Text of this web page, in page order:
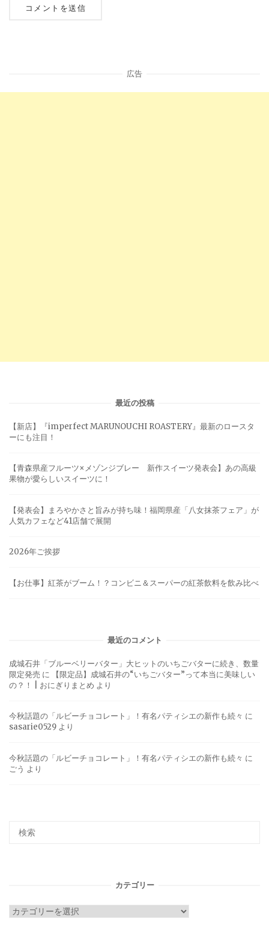
広告
最近の投稿
【新店】『imperfect MARUNOUCHI ROASTERY』最新のロースタ
ーにも注目！
【青森県産フルーツ×メゾンジブレー 新作スイーツ発表会】あの高級
果物が愛らしいスイーツに！
【発表会】まろやかさと旨みが持ち味！福岡県産「八女抹茶フェア」が
人気カフェなど41店舗で展開
2026年ご挨拶
【お仕事】紅茶がブーム！？コンビニ＆スーパーの紅茶飲料を飲み比べ
最近のコメント
成城石井「ブルーベリーバター」大ヒットのいちごバターに続き、数量
限定発売 に
【限定品】成城石井の“いちごバター”って本当に美味しい
の？！ | おにぎりまとめ より
今秋話題の「ルビーチョコレート」！有名パティシエの新作も続々 に
sasarie0529 より
今秋話題の「ルビーチョコレート」！有名パティシエの新作も続々 に
ごう より
カテゴリー
カ